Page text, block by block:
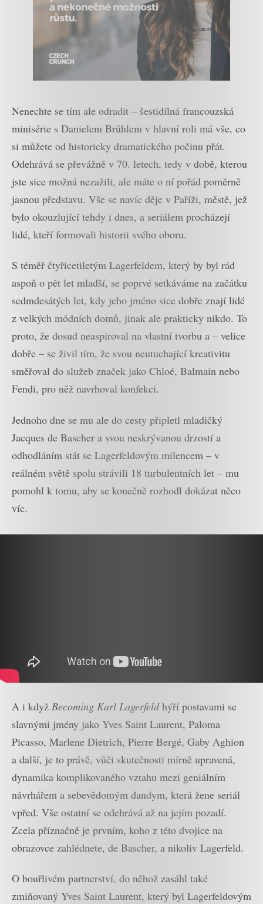
Nenechte se tím ale odradit – šestidílná francouzská
minisérie s Danielem Brühlem v hlavní roli má vše, co
si můžete od historicky dramatického počinu přát.
Odehrává se převážně v 70. letech, tedy v době, kterou
jste sice možná nezažili, ale máte o ní pořád poměrně
jasnou představu. Vše se navíc děje v Paříži, městě, jež
bylo okouzlující tehdy i dnes, a seriálem procházejí
lidé, kteří formovali historii svého oboru.
S téměř čtyřicetiletým Lagerfeldem, který by byl rád
aspoň o pět let mladší, se poprvé setkáváme na začátku
sedmdesátých let, kdy jeho jméno sice dobře znají lidé
z velkých módních domů, jinak ale prakticky nikdo. To
proto, že dosud neaspiroval na vlastní tvorbu a – velice
dobře – se živil tím, že svou neutuchající kreativitu
směřoval do služeb značek jako Chloé, Balmain nebo
Fendi, pro něž navrhoval konfekci.
Jednoho dne se mu ale do cesty připletl mladičký
Jacques de Bascher a svou neskrývanou drzostí a
odhodláním stát se Lagerfeldovým milencem – v
reálném světě spolu strávili 18 turbulentních let – mu
pomohl k tomu, aby se konečně rozhodl dokázat něco
víc.
A i když Becoming Karl Lagerfeldhýří postavami se
slavnými jmény jako Yves Saint Laurent, Paloma
Picasso, Marlene Dietrich, Pierre Bergé, Gaby Aghion
a další, je to právě, vůči skutečnosti mírně upravená,
dynamika komplikovaného vztahu mezi geniálním
návrhářem a sebevědomým dandym, která žene seriál
vpřed. Vše ostatní se odehrává až na jejím pozadí.
Zcela příznačně je prvním, koho z této dvojice na
obrazovce zahlédnete, de Bascher, a nikoliv Lagerfeld.
O bouřlivém partnerství, do něhož zasáhl také
zmiňovaný Yves Saint Laurent, který byl Lagerfeldovým